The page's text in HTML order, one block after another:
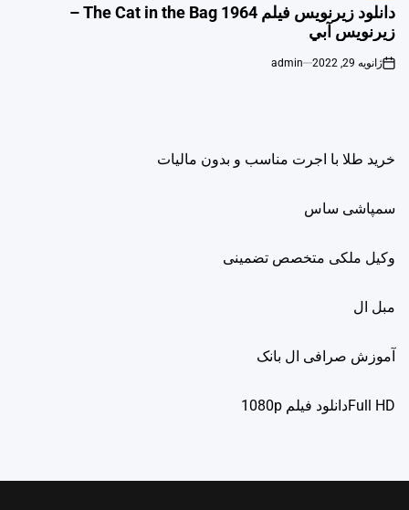
دانلود زیرنویس فیلم The Cat in the Bag 1964 –
زيرنويس آبي
on
ژانویه 29, 2022 admin
خرید طلا با اجرت مناسب و بدون مالیات
سمپاشی ساس
وکیل ملکی متخصص تضمینی
مبل ال
آموزش صرافی ال بانک
Full HDدانلود فيلم 1080p